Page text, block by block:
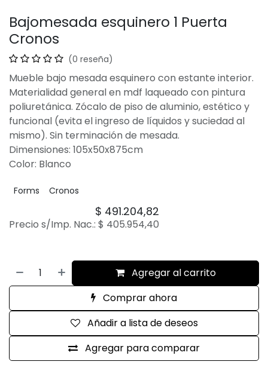
Bajomesada esquinero 1 Puerta
Cronos
(0 reseña)
Mueble bajo mesada esquinero con estante interior.
Materialidad general en mdf laqueado con pintura
poliuretánica. Zócalo de piso de aluminio, estético y
funcional (evita el ingreso de líquidos y suciedad al
mismo). Sin terminación de mesada.
Dimensiones: 105x50x875cm
Color: Blanco
Forms Cronos
$ 491.204,82
Precio s/Imp. Nac.: $ 405.954,40
Agregar al carrito
Comprar ahora
Agregar para comparar
Añadir a lista de deseos